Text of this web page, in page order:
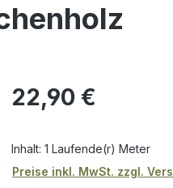
Regulärer Preis:
22,90 €
Inhalt: 1 Laufende(r) Meter
Preise inkl. MwSt. zzgl.